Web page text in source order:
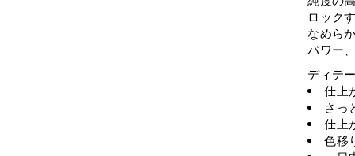
ロック
なめら
パワー
ディテ
仕上
さっ
仕上
色移